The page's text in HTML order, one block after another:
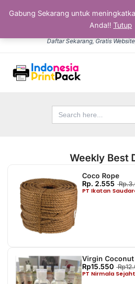
Gabung Sekarang untuk
Anda!! Tutup
Daftar Sekarang, Gratis
Search
for:
Weekly Best
Coco Rope
Rp. 2.555
PT Ikatan
Virgin Coconut
Rp15.550
PT Nirmala